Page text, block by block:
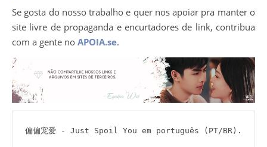
Se gosta do nosso trabalho e quer nos apoiar pra manter o
site livre de propaganda e encurtadores de link, contribua
com a gente no APOIA.se.
偏偏宠爱 - Just Spoil You em português (PT/BR).